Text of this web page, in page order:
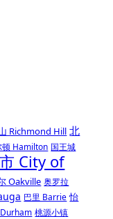
Richmond Hill 北
顿 Hamilton 国王城
City of
Oakville 奥罗拉
巴里 Barrie 怡
桃源小镇